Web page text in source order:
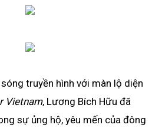
sóng truyền hình với màn lộ diện
Vietnam, Lương Bích Hữu đã
sự ủng hộ, yêu mến của đông